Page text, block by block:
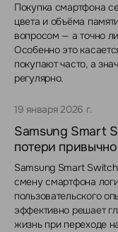
Покупка смартфона
цвета и объёма
вопросом — а точно
Особенно это
покупают часто, а
регулярно.
19 января 2026 г.
Samsung Smart
потери
Samsung Smart
смену смартфона
пользовательского
эффективно решает
жизнь при переходе